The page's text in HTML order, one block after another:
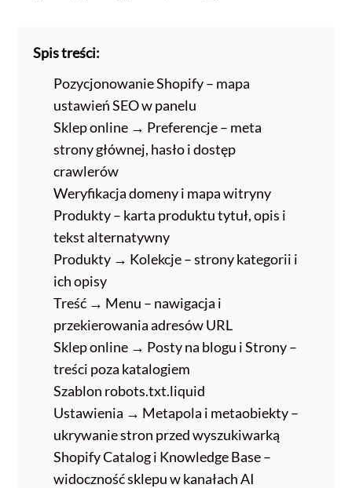
Spis treści:
Pozycjonowanie Shopify – mapa
ustawień SEO w panelu
Sklep online → Preferencje – meta
strony głównej, hasło i dostęp
crawlerów
Weryfikacja domeny i mapa witryny
Produkty – karta produktu tytuł, opis i
tekst alternatywny
Produkty → Kolekcje – strony kategorii i
ich opisy
Treść → Menu – nawigacja i
przekierowania adresów URL
Sklep online → Posty na blogu i Strony –
treści poza katalogiem
Szablon robots.txt.liquid
Ustawienia → Metapola i metaobiekty –
ukrywanie stron przed wyszukiwarką
Shopify Catalog i Knowledge Base –
widoczność sklepu w kanałach AI